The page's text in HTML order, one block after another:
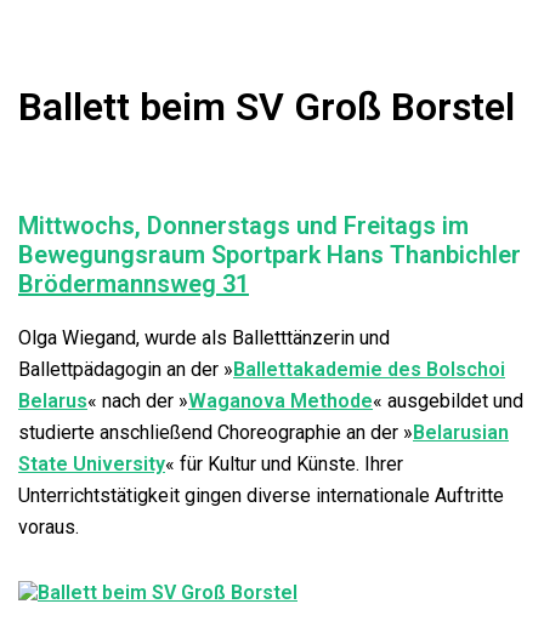
Ballett beim SV Groß Borstel
Mittwochs, Donnerstags und Freitags im
Bewegungsraum Sportpark Hans Thanbichler
Brödermannsweg 31
Olga Wiegand, wurde als Balletttänzerin und
Ballettpädagogin an der »Ballettakademie des Bolschoi
Belarus« nach der »Waganova Methode« ausgebildet und
studierte anschließend Choreographie an der »Belarusian
State University« für Kultur und Künste. Ihrer
Unterrichtstätigkeit gingen diverse internationale Auftritte
voraus.